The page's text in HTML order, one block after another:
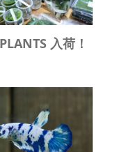
入荷！